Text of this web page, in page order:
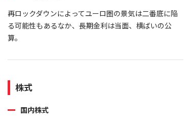
再ロックダウンによってユーロ圏の景気は二番底に陥
る可能性もあるなか、長期金利は当面、横ばいの公
算。
株式
国内株式